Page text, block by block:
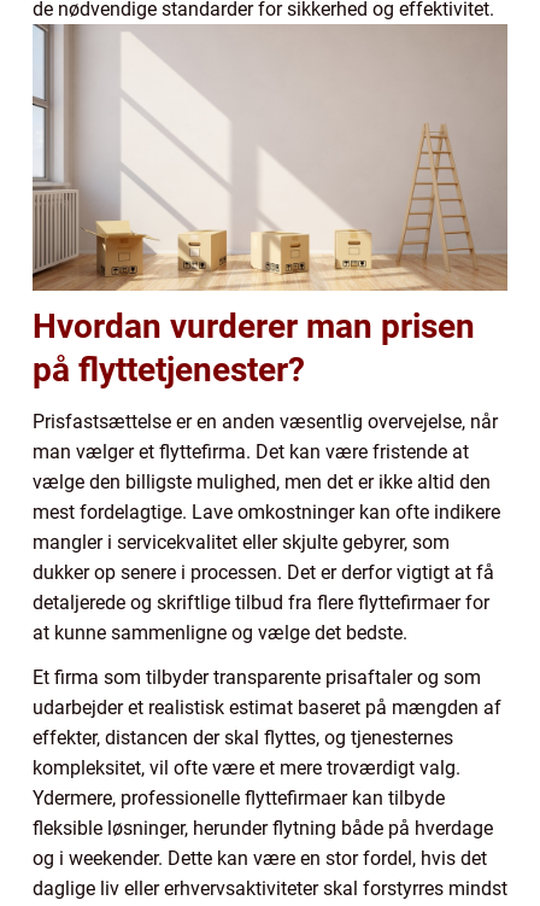
de nødvendige standarder for sikkerhed og effektivitet.
Hvordan vurderer man prisen
på flyttetjenester?
Prisfastsættelse er en anden væsentlig overvejelse, når
man vælger et flyttefirma. Det kan være fristende at
vælge den billigste mulighed, men det er ikke altid den
mest fordelagtige. Lave omkostninger kan ofte indikere
mangler i servicekvalitet eller skjulte gebyrer, som
dukker op senere i processen. Det er derfor vigtigt at få
detaljerede og skriftlige tilbud fra flere flyttefirmaer for
at kunne sammenligne og vælge det bedste.
Et firma som tilbyder transparente prisaftaler og som
udarbejder et realistisk estimat baseret på mængden af
effekter, distancen der skal flyttes, og tjenesternes
kompleksitet, vil ofte være et mere troværdigt valg.
Ydermere, professionelle flyttefirmaer kan tilbyde
fleksible løsninger, herunder flytning både på hverdage
og i weekender. Dette kan være en stor fordel, hvis det
daglige liv eller erhvervsaktiviteter skal forstyrres mindst